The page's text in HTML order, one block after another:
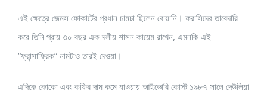
এই ক্ষেত্রে জেমস ফোকার্টের প্রধান চামচা ছিলেন বোয়ানি। ফরাসিদের তাবেদারি
করে তিনি প্রায় ৩০ বছর এক দলীয় শাসন কায়েম রাখেন, এমনকি এই
“ফ্রান্সাফ্রিক” নামটাও তারই দেওয়া।
এদিকে কোকো এবং কফির দাম কমে যাওয়ায় আইভোরি কোস্ট ১৯৮৭ সালে দেউলিয়া